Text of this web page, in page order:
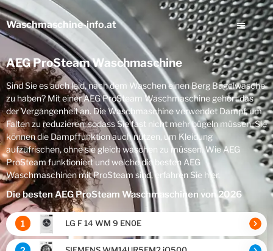
Waschmaschine-info.at
AEG ProSteam Waschmaschine
Sind Sie es auch leid, nach dem Waschen einen Berg Bügelwäsche
zu haben? Mit einer AEG ProSteam Waschmaschine gehört das
der Vergangenheit an. Die Waschmaschine verwendet Dampf, um
Falten zu reduzieren, sodass Sie fast nicht mehr bügeln müssen. Sie
können die Dampffunktion auch nutzen, um Kleidung
aufzufrischen, ohne sie gleich waschen zu müssen. Wie AEG
ProSteam funktioniert und welche die besten AEG
Waschmaschinen mit ProSteam sind, erfahren Sie hier.
Die besten AEG ProSteam Waschmaschinen von 2026
1 LG F 14 WM 9 EN0E